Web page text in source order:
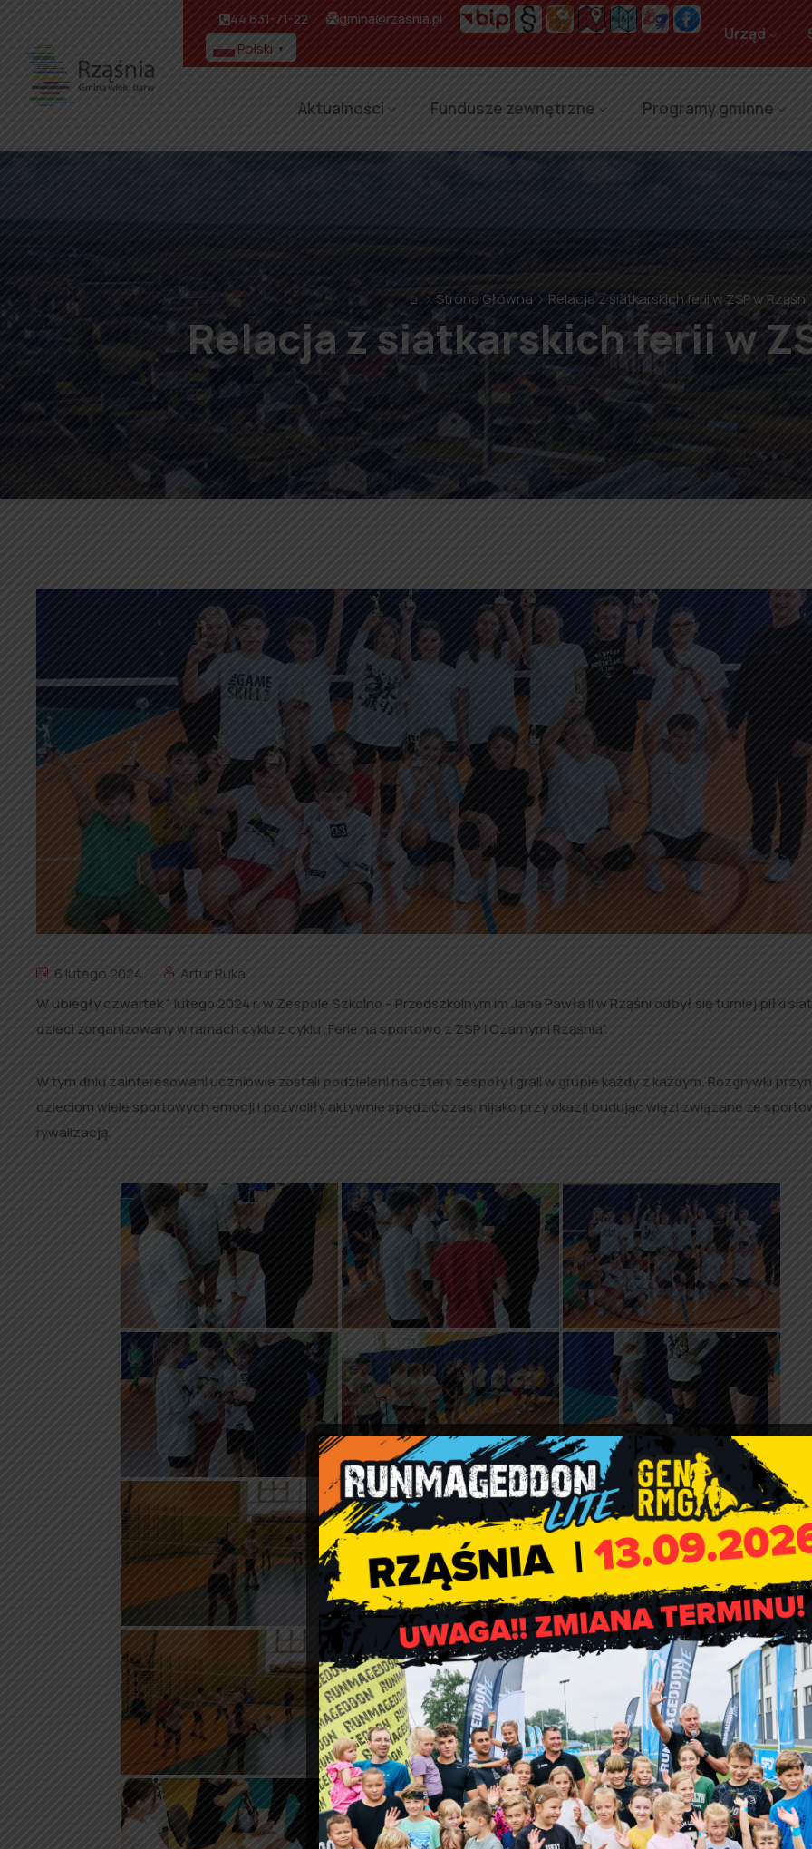
44 631-71-22 gmina@rzasnia.pl
Polski ▼
Urząd
Aktualności Fundusze zewnętrzne Programy gminne
⌂ Strona Główna Relacja z siatkarskich ferii w ZSP w Rząśni
Relacja z siatkarskich ferii w
6 lutego 2024
Artur Ruka
W ubiegły czwartek 1 lutego 2024 r. w Zespole Szkolno – Przedszkolnym im Jana Pawła II w Rząśni odbył się turniej piłki
dzieci zorganizowany w ramach cyklu z cyklu „Ferie na sportowo z ZSP i Czarnymi Rząśnia”.
W tym dniu zainteresowani uczniowie zostali podzieleni na cztery zespoły i grali w grupie każdy z każdym. Rozgrywki
dzieciom wiele sportowych emocji i pozwoliły aktywnie spędzić czas, nijako przy okazji budując więzi związane ze
rywalizacją.